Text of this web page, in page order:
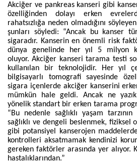
Akciğer ve pankreas kanseri gibi
özelliğinden dolayı erken
rahatsızlığa neden olmadığını
şunları söyledi: “Ancak bu kanser
sigaradır. Kanserin en önemli risk
dünya genelinde her yıl 5 milyon
oluyor. Akciğer kanseri tarama testi
kullanılan bir teknolojidir. Her yıl
bilgisayarlı tomografi sayesinde
sigara içenlerde akciğer kanserini
mümkün hale geldi. Ancak ne
yönelik standart bir erken tarama
“Bu nedenle sağlıklı yaşam tarzının
sağlıklı ve dengeli beslenmek,
gibi potansiyel kanserojen
kontrolleri aksatmamak kendinizi
gereken faktörler arasında yer alıyor.
hastalıklarından.”